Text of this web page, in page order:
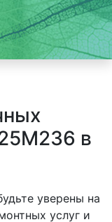
в
уверены на
услуг и